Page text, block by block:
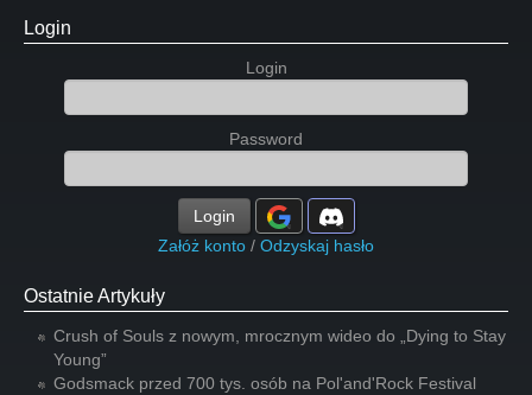
Login
Login
Password
Login
Załóż konto / Odzyskaj hasło
Ostatnie Artykuły
Crush of Souls z nowym, mrocznym wideo do „Dying to Stay
Young”
Godsmack przed 700 tys. osób na Pol'and'Rock Festival